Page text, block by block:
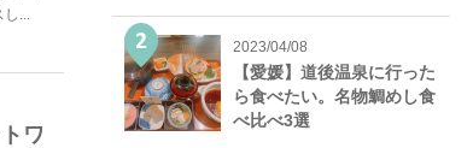
し...
ワ
2023/04/08
【愛媛】道後温泉に行った
ら食べたい。名物鯛めし食
べ比べ3選